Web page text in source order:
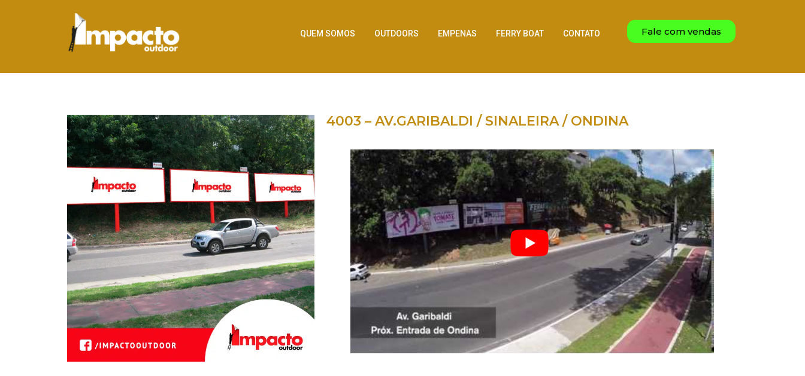
QUEM SOMOS OUTDOORS EMPENAS FERRY BOAT CONTATO Fale com vendas
4003 – AV.GARIBALDI / SINALEIRA / ONDINA